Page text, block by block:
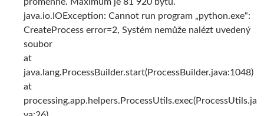
java.io.IOException: Cannot run program „python.exe“:
CreateProcess error=2, Systém nemůže nalézt uvedený
soubor
at
java.lang.ProcessBuilder.start(ProcessBuilder.java:1048)
at
processing.app.helpers.ProcessUtils.exec(ProcessUtils.ja